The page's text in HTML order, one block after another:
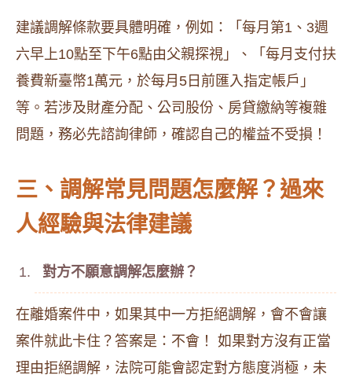
建議調解條款要具體明確，例如：「每月第1、3週
六早上10點至下午6點由父親探視」、「每月支付扶
養費新臺幣1萬元，於每月5日前匯入指定帳戶」
等。若涉及財產分配、公司股份、房貸繳納等複雜
問題，務必先諮詢律師，確認自己的權益不受損！
三、調解常見問題怎麼解？過來
人經驗與法律建議
對方不願意調解怎麼辦？
在離婚案件中，如果其中一方拒絕調解，會不會讓
案件就此卡住？答案是：不會！ 如果對方沒有正當
理由拒絕調解，法院可能會認定對方態度消極，未